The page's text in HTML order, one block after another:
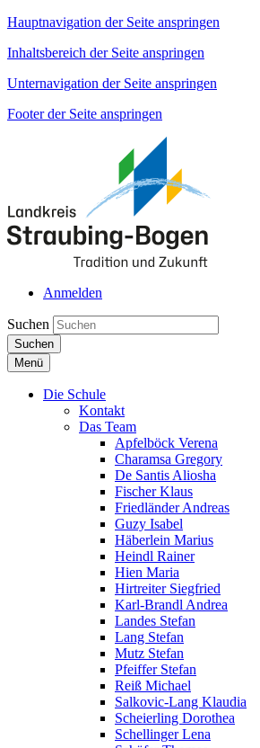
Hauptnavigation der Seite anspringen
Inhaltsbereich der Seite anspringen
Unternavigation der Seite anspringen
Footer der Seite anspringen
Anmelden
Suchen
Suchen
Menü
Die Schule
Kontakt
Das Team
Apfelböck Verena
Charamsa Gregory
De Santis Aliosha
Fischer Klaus
Friedländer Andreas
Guzy Isabel
Häberlein Marius
Heindl Rainer
Hien Maria
Hirtreiter Siegfried
Karl-Brandl Andrea
Landes Stefan
Lang Stefan
Mutz Stefan
Pfeiffer Stefan
Reiß Michael
Salkovic-Lang Klaudia
Scheierling Dorothea
Schellinger Lena